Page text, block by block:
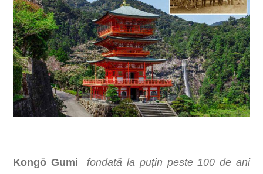
Kongō Gumi fondată la puțin peste 100 de ani